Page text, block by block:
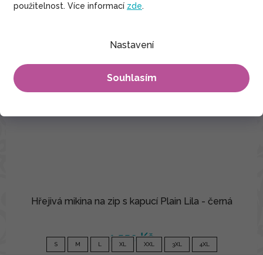
použitelnost. Více informací zde.
Nastavení
Souhlasím
Hřejivá mikina na zip s kapucí Plain Lila - černá
1 550 Kč
S M L XL XXL 3XL 4XL